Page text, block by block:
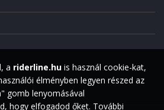
a riderline.hu is használ cookie-kat,
élményben legyen részed az
gomb lenyomásával
hogy elfogadod őket. További